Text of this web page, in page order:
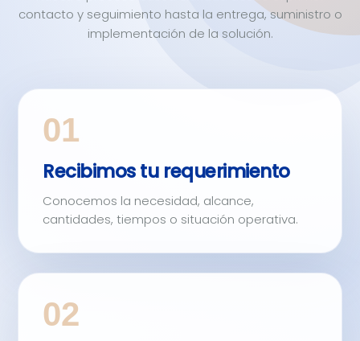
contacto y seguimiento hasta la entrega, suministro o
implementación de la solución.
01
Recibimos tu requerimiento
Conocemos la necesidad, alcance,
cantidades, tiempos o situación operativa.
02